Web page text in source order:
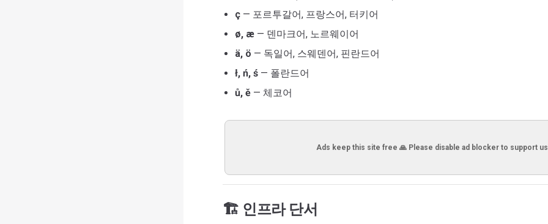
ç — 포르투갈어, 프랑스어, 터키어
ø, æ — 덴마크어, 노르웨이어
ä, ö — 독일어, 스웨덴어, 핀란드어
ł, ń, ś — 폴란드어
ů, ě — 체코어
Ads keep this site free 🙏 Please disable ad blocker to support
🏗️ 인프라 단서